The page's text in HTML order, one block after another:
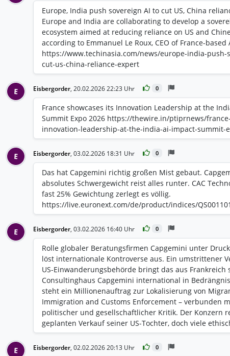
Europe, India push sovereign AI to cut US, China
Europe and India are collaborating to develop a
ecosystem aimed at reducing reliance on US and
according to Emmanuel Le Roux, CEO of France-based
https://www.techinasia.com/news/europe-india-push-
cut-us-china-reliance-expert
E Eisbergorder, 20.02.2026 22:23 Uhr 0
France showcases its Innovation Leadership at the
Summit Expo 2026 https://thewire.in/ptiprnews/
innovation-leadership-at-the-india-ai-impact-summit-
E Eisbergorder, 03.02.2026 18:31 Uhr 0
Das hat Capgemini richtig großen Mist gebaut.
absolutes Schwergewicht reist alles runter. CAC
fast 25% Gewichtung zerlegt es völlig.
https://live.euronext.com/de/product/indices/
E Eisbergorder, 03.02.2026 16:40 Uhr 0
Rolle globaler Beratungsfirmen Capgemini unter
löst internationale Kontroverse aus. Ein umstrittener
US-Einwanderungsbehörde bringt das aus Frankreich
Consultinghaus Capgemini international in
steht ein Millionenauftrag zur Lokalisierung von
Immigration and Customs Enforcement – verbunden
politischer und gesellschaftlicher Kritik. Der Konzern
geplanten Verkauf seiner US-Tochter, doch viele
bleiben offen. https://www.consulting.de/artikel/
druck-ice-auftrag-loest-internationale-kontroverse-aus/
E Eisbergorder, 02.02.2026 20:13 Uhr 0